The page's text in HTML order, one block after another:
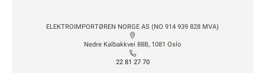
ELEKTROIMPORTØREN NORGE AS (NO 914 939 828 MVA)
Nedre Kalbakkvei 88B, 1081 Oslo
22 81 27 70